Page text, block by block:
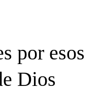
por esos
Dios